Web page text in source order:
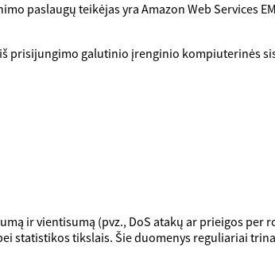
paslaugų teikėjas yra Amazon Web Services
prisijungimo galutinio įrenginio kompiuterinės
ir vientisumą (pvz., DoS atakų ar prieigos per
statistikos tikslais. Šie duomenys reguliariai